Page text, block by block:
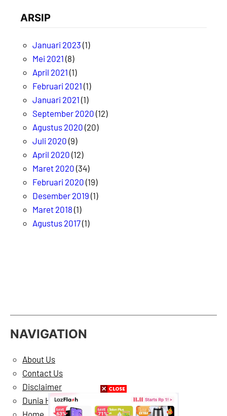
ARSIP
Januari 2023 (1)
Mei 2021 (8)
April 2021 (1)
Februari 2021 (1)
Januari 2021 (1)
September 2020 (12)
Agustus 2020 (20)
Juli 2020 (9)
April 2020 (12)
Maret 2020 (34)
Februari 2020 (19)
Desember 2019 (1)
Maret 2018 (1)
Agustus 2017(1)
NAVIGATION
About Us
Contact Us
Disclaimer
Dunia Hiburan